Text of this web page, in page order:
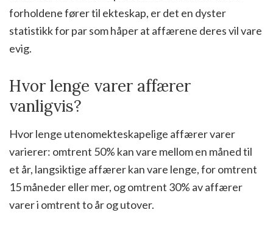
forholdene fører til ekteskap, er det en dyster
statistikk for par som håper at affærene deres vil vare
evig.
Hvor lenge varer affærer
vanligvis?
Hvor lenge utenomekteskapelige affærer varer
varierer: omtrent 50% kan vare mellom en måned til
et år, langsiktige affærer kan vare lenge, for omtrent
15 måneder eller mer, og omtrent 30% av affærer
varer i omtrent to år og utover.